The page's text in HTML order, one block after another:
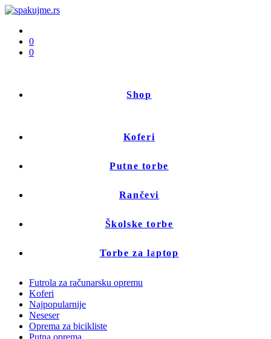
0
0
Shop
Koferi
Putne torbe
Rančevi
Školske torbe
Torbe za laptop
Futrola za računarsku opremu
Koferi
Najpopularnije
Neseser
Oprema za bicikliste
Putna oprema